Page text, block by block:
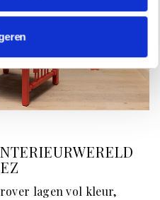
lagen vol kleur,